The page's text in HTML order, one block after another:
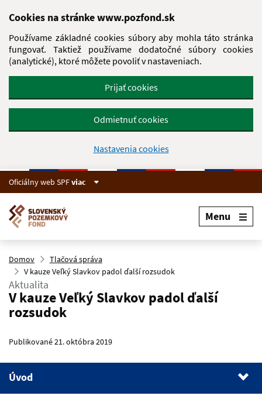
Preskočiť na hlavný obsah
Cookies na stránke www.pozfond.sk
Používame základné cookies súbory aby mohla táto stránka
fungovať. Taktiež používame dodatočné súbory cookies
(analytické), ktoré môžete povoliť v nastaveniach.
Prijať cookies
Odmietnuť cookies
Nastavenia cookies
Oficiálny web SPFviac
Menu
Domov
Tlačová správa
V kauze Veľký Slavkov padol ďalší rozsudok
Aktualita
V kauze Veľký Slavkov padol ďalší
rozsudok
Publikované 21. októbra 2019
Úvod